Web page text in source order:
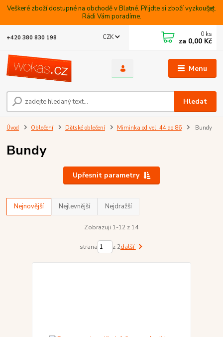
Veškeré zboží dostupné na obchodě v Blatné. Přijdte si zboží vyzkoušet.
Rádi Vám poradíme.
Menu
CZK
Hledat
+420 380 830 198 0 ks
za 0,00 Kč
Úvod Oblečení Dětské oblečení Miminka od vel. 44 do 86 Bundy
Bundy
Upřesnit parametry
Nejnovější Nejlevnější Nejdražší
Zobrazuji 1-12 z 14
strana z 2další